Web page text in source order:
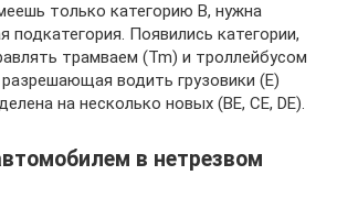
только категорию B, нужна
Появились категории,
трамваем (Tm) и троллейбусом
разрешающая водить грузовики (E)
на несколько новых (BE, CE, DE).
в нетрезвом